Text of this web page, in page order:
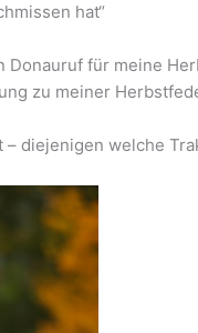
hat“
Donauruf für meine
zu meiner
diejenigen welche